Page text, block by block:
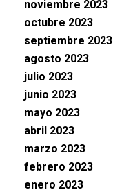
noviembre 2023
octubre 2023
septiembre 2023
agosto 2023
julio 2023
junio 2023
mayo 2023
abril 2023
marzo 2023
febrero 2023
enero 2023